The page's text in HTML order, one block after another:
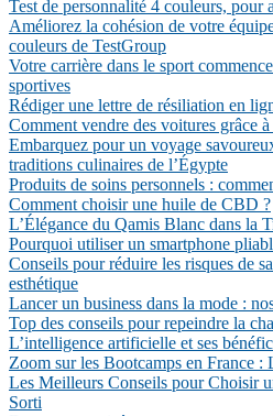
Test de personnalité 4 couleurs, pour
Améliorez la cohésion de votre
couleurs de TestGroup
Votre carrière dans le sport
sportives
Rédiger une lettre de résiliation en
Comment vendre des voitures grâce
Embarquez pour un voyage
traditions culinaires de l’Égypte
Produits de soins personnels :
Comment choisir une huile de CBD ?
L’Élégance du Qamis Blanc dans la
Pourquoi utiliser un smartphone
Conseils pour réduire les risques de
esthétique
Lancer un business dans la mode :
Top des conseils pour repeindre la
L’intelligence artificielle et ses
Zoom sur les Bootcamps en France :
Les Meilleurs Conseils pour Choisir
Sorti